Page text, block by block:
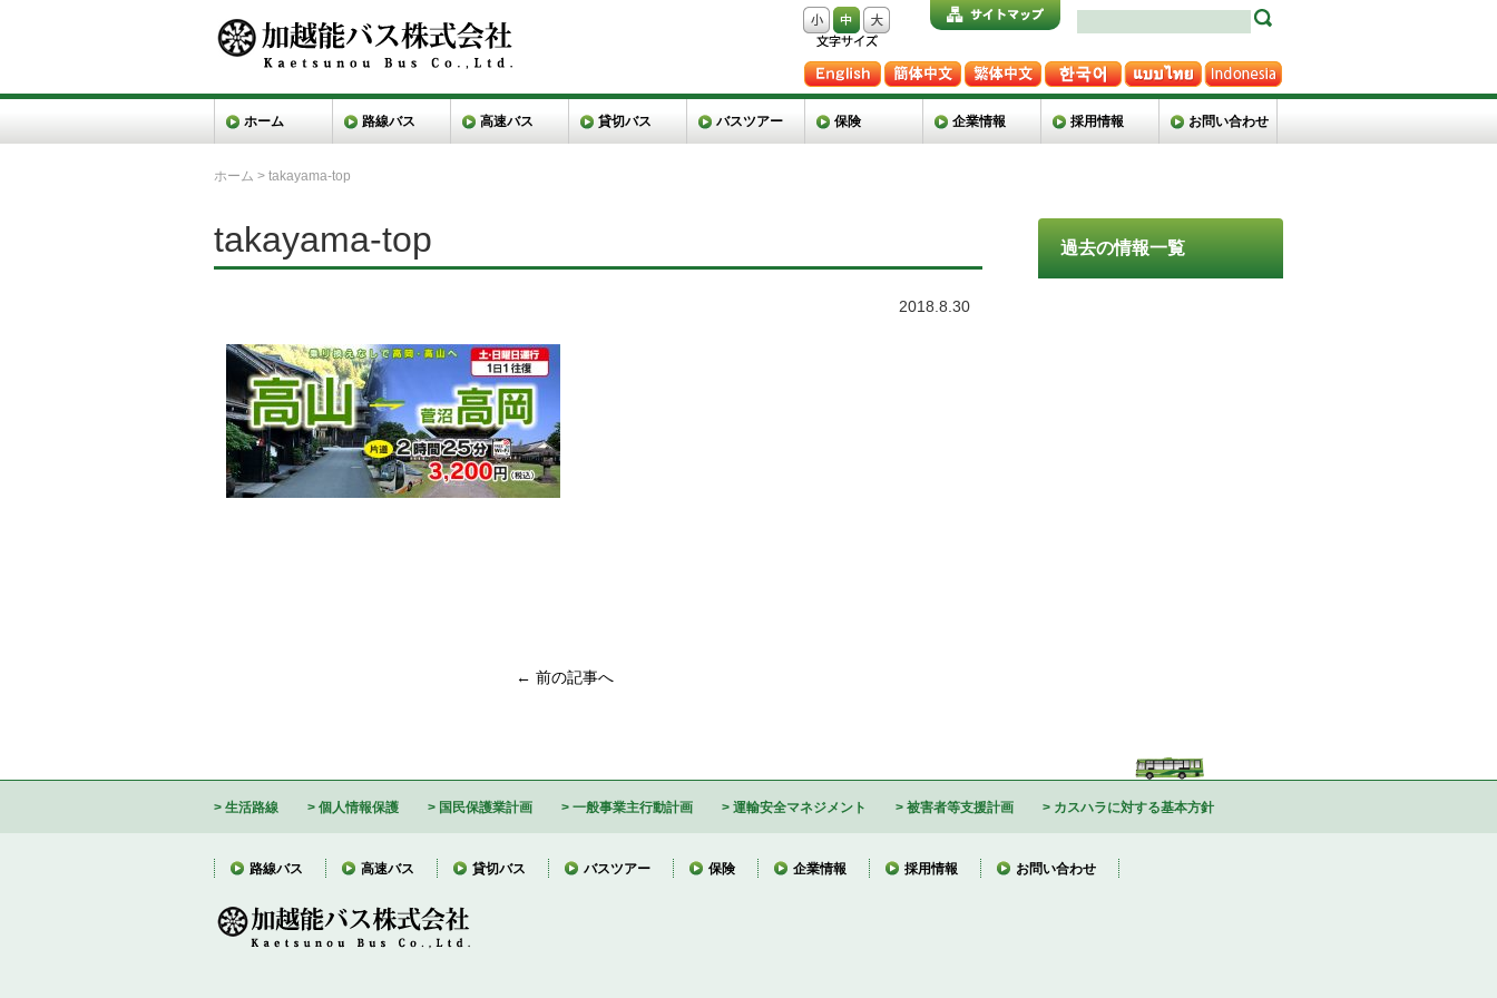
ホーム 路線バス 高速バス 貸切バス バスツアー 保険 企業情報 採用情報 お問い合わせ
ホーム > takayama-top
過去の情報一覧
takayama-top
2018.8.30
← 前の記事へ
生活路線 個人情報保護 国民保護業計画 一般事業主行動計画 運輸安全マネジメント 被害者等支援計画 カスハラに対する基本方針
路線バス 高速バス 貸切バス バスツアー 保険 企業情報 採用情報 お問い合わせ